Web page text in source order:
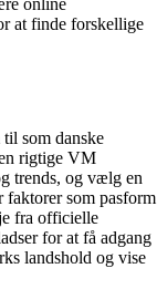
online
at finde forskellige
som danske
rigtige VM
trends, og vælg en
faktorer som pasform
fra officielle
for at få adgang
landshold og vise